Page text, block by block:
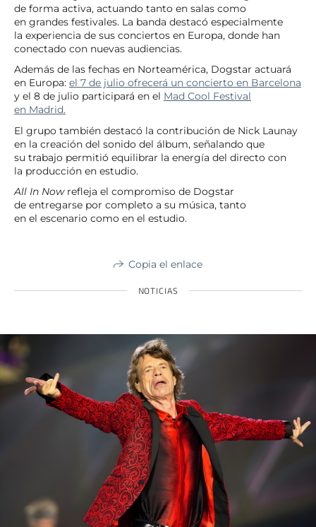
de forma activa, actuando tanto en salas como
en grandes festivales. La banda destacó especialmente
la experiencia de sus conciertos en Europa, donde han
conectado con nuevas audiencias.
Además de las fechas en Norteamérica, Dogstar actuará
en Europa: el 7 de julio ofrecerá un concierto en Barcelona
y el 8 de julio participará en el Mad Cool Festival
en Madrid.
El grupo también destacó la contribución de Nick Launay
en la creación del sonido del álbum, señalando que
su trabajo permitió equilibrar la energía del directo con
la producción en estudio.
All In Nowrefleja el compromiso de Dogstar
de entregarse por completo a su música, tanto
en el escenario como en el estudio.
Copia el enlace
NOTICIAS